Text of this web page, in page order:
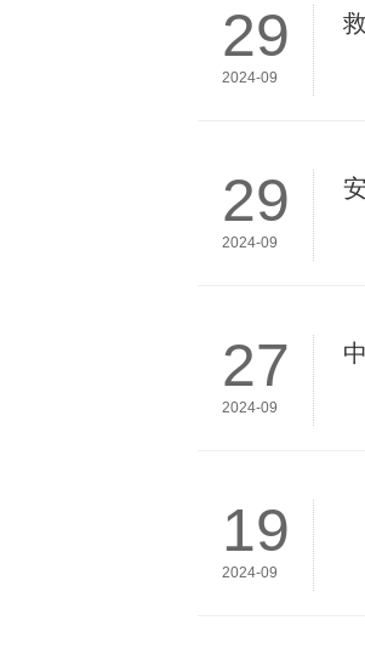
29
2024-09
29
2024-09
27
2024-09
19
2024-09